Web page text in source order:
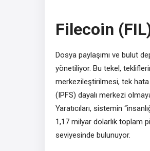
Filecoin
Dosya paylaşımı ve bulut
yönetiliyor. Bu tekel,
merkezileştirilmesi, tek hata
(IPFS) dayalı merkezi
Yaratıcıları, sistemin
1,17 milyar dolarlık toplam
seviyesinde bulunuyor.